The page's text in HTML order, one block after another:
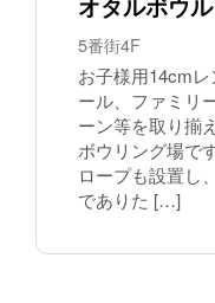
5番街4F
お子様用14cm
ール、ファミリ
ーン等を取り揃
ボウリング場で
ロープも設置し
でありた […]